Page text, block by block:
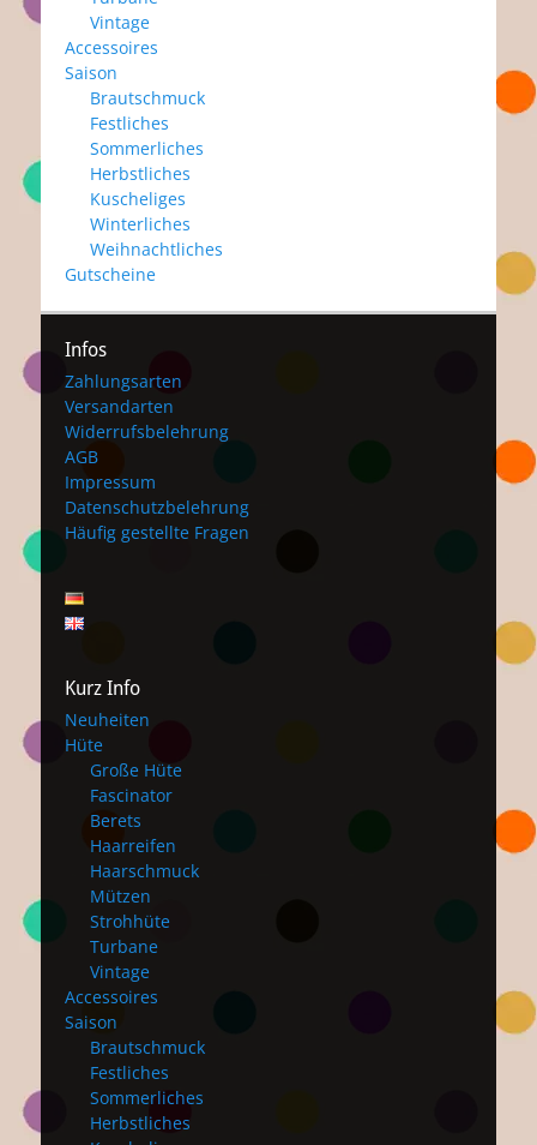
Vintage
Accessoires
Saison
Brautschmuck
Festliches
Sommerliches
Herbstliches
Kuscheliges
Winterliches
Weihnachtliches
Gutscheine
Infos
Zahlungsarten
Versandarten
Widerrufsbelehrung
AGB
Impressum
Datenschutzbelehrung
Häufig gestellte Fragen
Kurz Info
Neuheiten
Hüte
Große Hüte
Fascinator
Berets
Haarreifen
Haarschmuck
Mützen
Strohhüte
Turbane
Vintage
Accessoires
Saison
Brautschmuck
Festliches
Sommerliches
Herbstliches